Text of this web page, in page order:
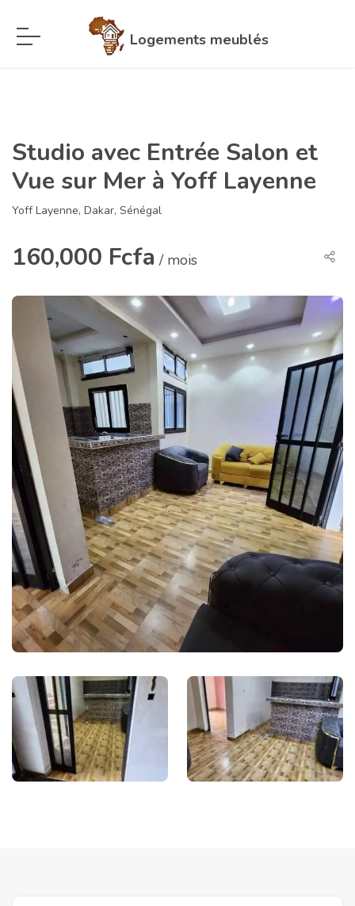
Logements meublés
Studio avec Entrée Salon et
Vue sur Mer à Yoff Layenne
Yoff Layenne, Dakar, Sénégal
160,000 Fcfa / mois